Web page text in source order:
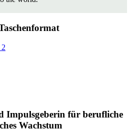
Impulsgeberin für berufliche
Wachstum